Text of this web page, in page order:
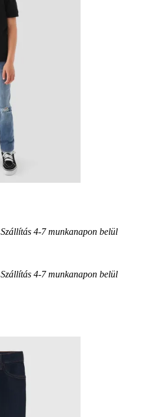
Szállítás 4-7 munkanapon belül
Szállítás 4-7 munkanapon belül